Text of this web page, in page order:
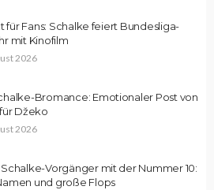
für Fans: Schalke feiert Bundesliga-
mit Kinofilm
2026
Bromance: Emotionaler Post von
Džeko
2026
Vorgänger mit der Nummer 10:
und große Flops